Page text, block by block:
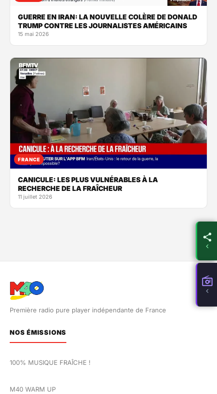
GUERRE EN IRAN: LA NOUVELLE COLÈRE DE DONALD
TRUMP CONTRE LES JOURNALISTES AMÉRICAINS
15 mai 2026
FRANCE
CANICULE: LES PLUS VULNÉRABLES À LA
RECHERCHE DE LA FRAÎCHEUR
11 juillet 2026
Première radio pure player indépendante de France
NOS ÉMISSIONS
100% MUSIQUE FRAÎCHE !
M40 WARM UP